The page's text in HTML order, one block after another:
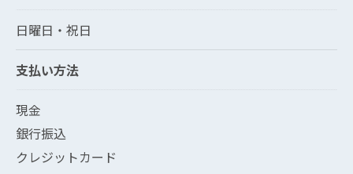
日曜日・祝日
支払い方法
現金
銀行振込
クレジットカード